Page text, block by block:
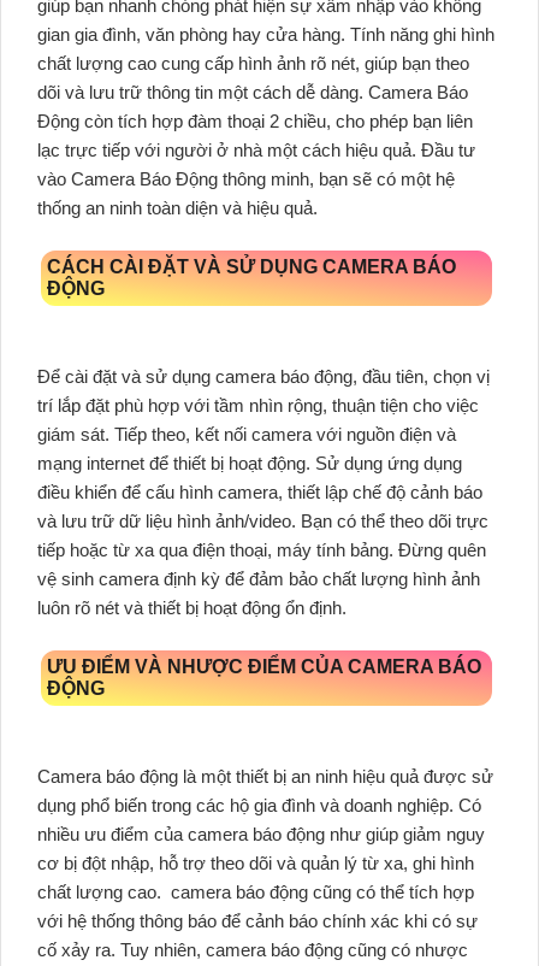
giúp bạn nhanh chóng phát hiện sự xâm nhập vào không
gian gia đình, văn phòng hay cửa hàng. Tính năng ghi hình
chất lượng cao cung cấp hình ảnh rõ nét, giúp bạn theo
dõi và lưu trữ thông tin một cách dễ dàng. Camera Báo
Động còn tích hợp đàm thoại 2 chiều, cho phép bạn liên
lạc trực tiếp với người ở nhà một cách hiệu quả. Đầu tư
vào Camera Báo Động thông minh, bạn sẽ có một hệ
thống an ninh toàn diện và hiệu quả.
CÁCH CÀI ĐẶT VÀ SỬ DỤNG CAMERA BÁO
ĐỘNG
Để cài đặt và sử dụng camera báo động, đầu tiên, chọn vị
trí lắp đặt phù hợp với tầm nhìn rộng, thuận tiện cho việc
giám sát. Tiếp theo, kết nối camera với nguồn điện và
mạng internet để thiết bị hoạt động. Sử dụng ứng dụng
điều khiển để cấu hình camera, thiết lập chế độ cảnh báo
và lưu trữ dữ liệu hình ảnh/video. Bạn có thể theo dõi trực
tiếp hoặc từ xa qua điện thoại, máy tính bảng. Đừng quên
vệ sinh camera định kỳ để đảm bảo chất lượng hình ảnh
luôn rõ nét và thiết bị hoạt động ổn định.
ƯU ĐIỂM VÀ NHƯỢC ĐIỂM CỦA CAMERA BÁO
ĐỘNG
Camera báo động là một thiết bị an ninh hiệu quả được sử
dụng phổ biến trong các hộ gia đình và doanh nghiệp. Có
nhiều ưu điểm của camera báo động như giúp giảm nguy
cơ bị đột nhập, hỗ trợ theo dõi và quản lý từ xa, ghi hình
chất lượng cao. camera báo động cũng có thể tích hợp
với hệ thống thông báo để cảnh báo chính xác khi có sự
cố xảy ra. Tuy nhiên, camera báo động cũng có nhược